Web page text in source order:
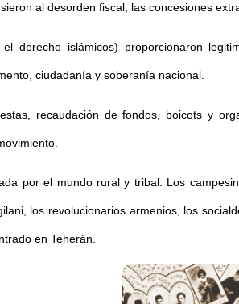
al desorden fiscal, las concesiones
derecho islámicos) proporcionaron
ciudadanía y soberanía nacional.
recaudación de fondos, boicots y
por el mundo rural y tribal. Los
los revolucionarios armenios, los
en Teherán.